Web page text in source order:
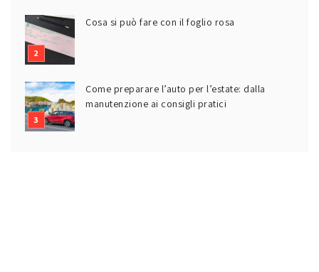
Cosa si può fare con il foglio rosa
Come preparare l’auto per l’estate: dalla
manutenzione ai consigli pratici